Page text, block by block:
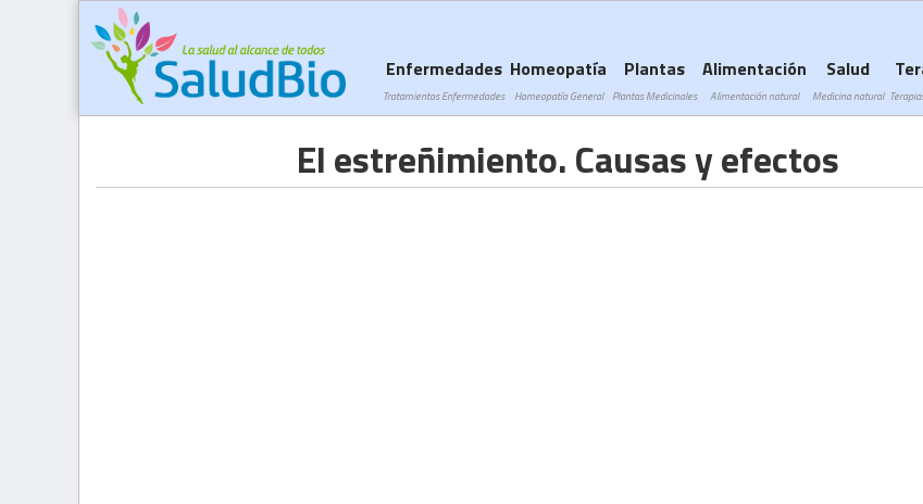
El estreñimiento. Causas y efectos
Enfermedades
Tratamientos Enfermedades
Homeopatía
Homeopatía General
Plantas
Plantas Medicinales
Alimentación
Alimentación natural
Salud
Medicina natural